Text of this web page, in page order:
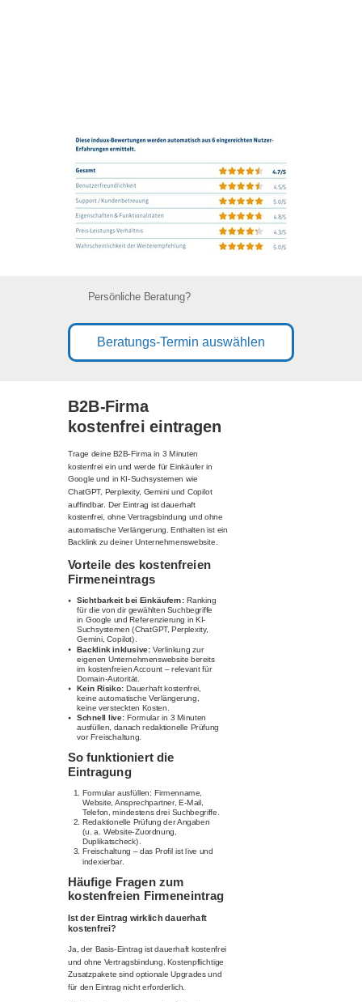
Beratungs-Termin auswählen
Persönliche Beratung?
B2B-Firma
kostenfrei eintragen
Trage deine B2B-Firma in 3 Minuten
kostenfrei ein und werde für Einkäufer in
Google und in KI-Suchsystemen wie
ChatGPT, Perplexity, Gemini und Copilot
auffindbar. Der Eintrag ist dauerhaft
kostenfrei, ohne Vertragsbindung und ohne
automatische Verlängerung. Enthalten ist ein
Backlink zu deiner Unternehmenswebsite.
Vorteile des kostenfreien
Firmeneintrags
Sichtbarkeit bei Einkäufern: Ranking
für die von dir gewählten Suchbegriffe
in Google und Referenzierung in KI-
Suchsystemen (ChatGPT, Perplexity,
Gemini, Copilot).
Backlink inklusive: Verlinkung zur
eigenen Unternehmenswebsite bereits
im kostenfreien Account – relevant für
Domain-Autorität.
Kein Risiko: Dauerhaft kostenfrei,
keine automatische Verlängerung,
keine versteckten Kosten.
Schnell live: Formular in 3 Minuten
ausfüllen, danach redaktionelle Prüfung
vor Freischaltung.
So funktioniert die
Eintragung
Formular ausfüllen: Firmenname,
Website, Ansprechpartner, E-Mail,
Telefon, mindestens drei Suchbegriffe.
Redaktionelle Prüfung der Angaben
(u. a. Website-Zuordnung,
Duplikatscheck).
Freischaltung – das Profil ist live und
indexierbar.
Häufige Fragen zum
kostenfreien Firmeneintrag
Ist der Eintrag wirklich dauerhaft
kostenfrei?
Ja, der Basis-Eintrag ist dauerhaft kostenfrei
und ohne Vertragsbindung. Kostenpflichtige
Zusatzpakete sind optionale Upgrades und
für den Eintrag nicht erforderlich.